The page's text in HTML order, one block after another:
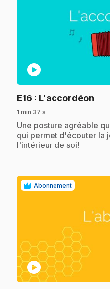
play_circle
E16 : L'accordéon
1 min 37 s
.Une posture agréable
qui permet d'écouter la
l'intérieur de soi!
Abonnement
play_circle